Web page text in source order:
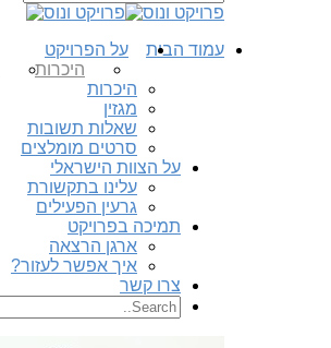
עמוד הבית
על הפרויקט
היכרות
היכרות
מגזין
שאלות תשובות
סרטים מומלצים
על הצוות הישראלי
עלינו בתקשורת
גרעין הפעילים
תמיכה בפרויקט
ארגן הרצאה
איך אפשר לעזור?
צרו קשר